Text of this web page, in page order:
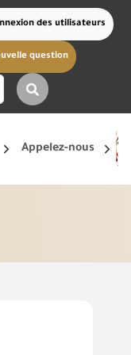
des utilisateurs
question
Appelez-nous